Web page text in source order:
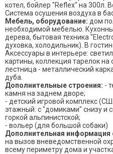
котел, бойлер "Reflex" на 300л.
Система осушения воздуха в
Мебель, оборудование: дом
необходимой мебелью.
дерева, бытовая техника
духовка, холодильник). В
Аксессуары в интерьере:
картины, коллекция тарелок
лестница - металлический
дуба.
Дополнительные строения: -
камня на заднем дворе;
- детский игровой комплекс
этажный: с "домиками" снизу и
горкой альпинистской;
- вольер (для большой собаки)
Дополнительная информация
на вызов вневедомственной
всему периметру дома и